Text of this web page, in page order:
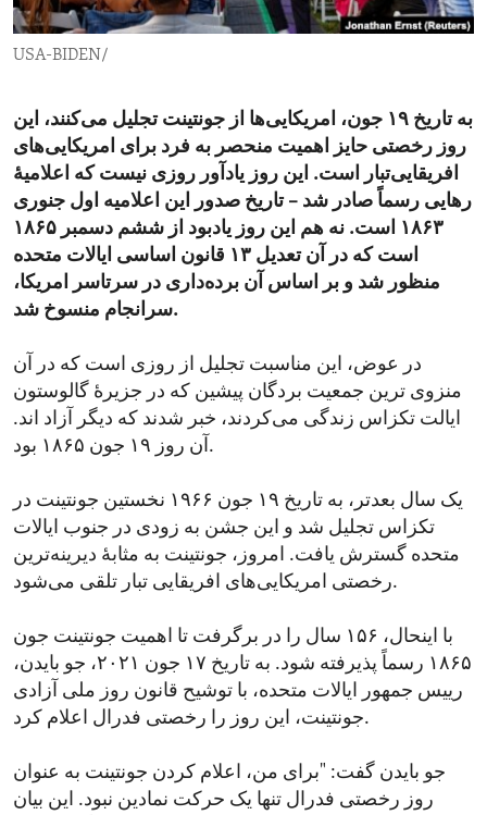
ENVIRONMENT AND HEALTH
IDEALS AND INSTITUTIONS
USA-BIDEN/
به تاریخ ۱۹ جون، امریکایی‌ها از جونتینت تجلیل می‌کنند،‌ این
روز رخصتی حایز اهمیت منحصر به فرد برای امریکایی‌های
افریقایی‌تبار است. این روز یادآور روزی نیست که اعلامیهٔ
رهایی رسماً صادر شد – تاریخ صدور این اعلامیه اول جنوری
۱۸۶۳ است. نه هم این روز یادبود از ششم دسمبر ۱۸۶۵
است که در آن تعدیل ۱۳ قانون اساسی ایالات متحده
منظور شد و بر اساس آن برده‌داری در سرتاسر امریکا،
سرانجام منسوخ شد.
در عوض، این مناسبت تجلیل از روزی است که در آن
منزوی ترین جمعیت بردگان پیشین که در جزیرهٔ گالوستون
ایالت تکزاس زندگی می‌کردند،‌ خبر شدند که دیگر آزاد اند.
آن روز ۱۹ جون ۱۸۶۵ بود.
یک سال بعدتر، به تاریخ ۱۹ جون ۱۹۶۶ نخستین جونتینت در
تکزاس تجلیل شد و این جشن به زودی در جنوب ایالات
متحده گسترش یافت. امروز، جونتینت به مثابهٔ دیرینه‌ترین
رخصتی امریکایی‌های افریقایی تبار تلقی می‌شود.
با اینحال، ۱۵۶ سال را در برگرفت تا اهمیت جونتینت جون
۱۸۶۵ رسماً پذیرفته شود. به تاریخ ۱۷ جون ۲۰۲۱، جو بایدن،
رییس جمهور ایالات متحده، با توشیح قانون روز ملی آزادی
جونتینت، این روز را رخصتی فدرال اعلام کرد.
جو بایدن گفت: "برای من،‌ اعلام کردن جونتینت به عنوان
روز رخصتی فدرال تنها یک حرکت نمادین نبود. این بیان